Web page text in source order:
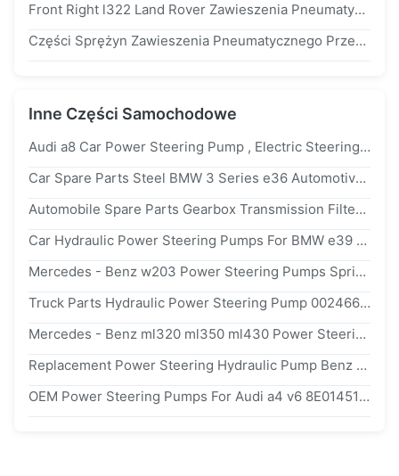
Front Right l322 Land Rover Zawieszenia Pneumatyczne Części Stalowe Zaciski OEM rnb000750
Części Sprężyn Zawieszenia Pneumatycznego Przedni Gumowy Pęcherz OEM rkb500082 Do Land Rover l322
Inne Części Samochodowe
Audi a8 Car Power Steering Pump , Electric Steering Pump OE# 4E0145156C
Car Spare Parts Steel BMW 3 Series e36 Automotive Control Arm With Ball Joint
Automobile Spare Parts Gearbox Transmission Filters For Acura Isuzu Trooper Opel Omega
Car Hydraulic Power Steering Pumps For BMW e39 OEM 32411092741 2411092742
Mercedes - Benz w203 Power Steering Pumps Sprinter 0024668801
Truck Parts Hydraulic Power Steering Pump 0024667501 0024667601 For Mercedes - Benz
Mercedes - Benz ml320 ml350 ml430 Power Steering Pumps OE 0024663801
Replacement Power Steering Hydraulic Pump Benz c220 e200 OEM 0024661001
OEM Power Steering Pumps For Audi a4 v6 8E0145155N 8D0145156N 8D0145156F